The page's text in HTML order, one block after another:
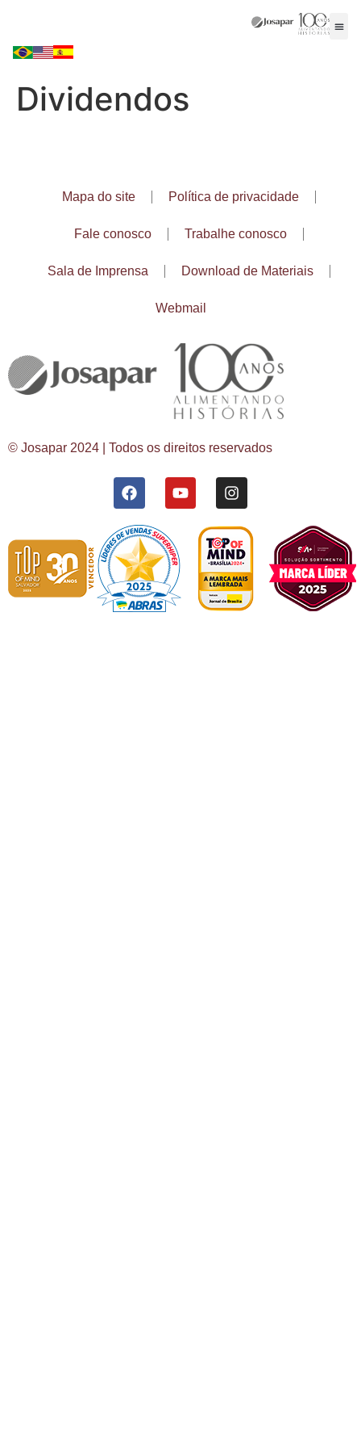
Dividendos
Mapa do site Política de privacidade
Fale conosco Trabalhe conosco
Sala de Imprensa Download de Materiais
Webmail
© Josapar 2024 | Todos os direitos reservados